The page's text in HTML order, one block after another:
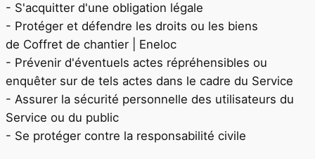
- S'acquitter d'une obligation légale
- Protéger et défendre les droits ou les biens
de Coffret de chantier | Eneloc
- Prévenir d'éventuels actes répréhensibles ou
enquêter sur de tels actes dans le cadre du Service
- Assurer la sécurité personnelle des utilisateurs du
Service ou du public
- Se protéger contre la responsabilité civile